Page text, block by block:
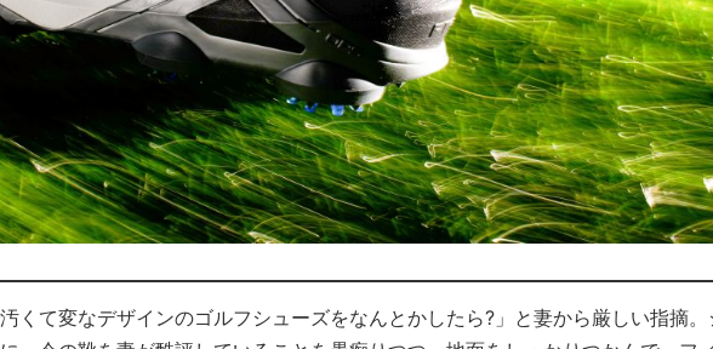
くて変なデザインのゴルフシューズをなんとかしたら?」と妻から厳しい指摘。